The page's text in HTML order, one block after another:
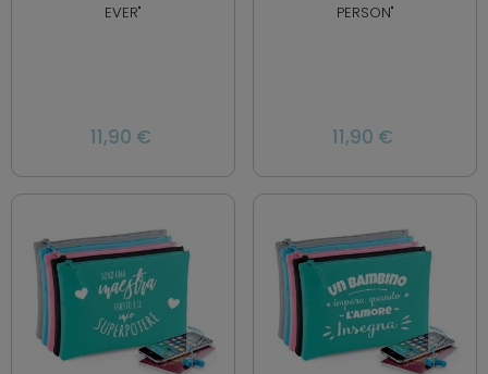
EVER"
11,90 €
PERSON"
11,90 €